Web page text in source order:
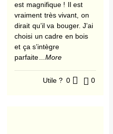
est magnifique ! Il est
vraiment très vivant, on
dirait qu’il va bouger. J’ai
choisi un cadre en bois
et ça s’intègre
parfaite...More
Utile ? 0 0